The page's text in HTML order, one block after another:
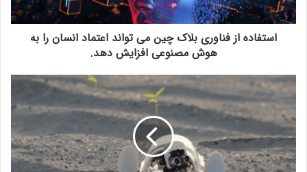
استفاده از فناوری بلاک چین می تواند اعتماد انسان را به
هوش مصنوعی افزایش دهد.